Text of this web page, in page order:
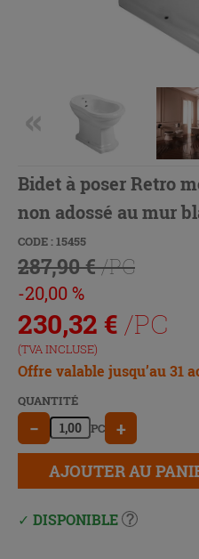
Bidet à poser Retro
non adossé au mur
CODE : 15455
287,90 €/PC
-20,00 %
230,32 € /PC
(TVA INCLUSE)
Offre valable jusqu’au 31
QUANTITÉ
− PC +
AJOUTER AU
DISPONIBLE